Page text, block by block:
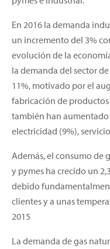
En 2016 la demanda
un incremento del 3%
evolución de la
la demanda del sector
11%, motivado por el
fabricación de productos
también han aumentado
electricidad (9%),
Además, el consumo de
y pymes ha crecido un
debido
clientes y a unas
2015
La demanda de gas